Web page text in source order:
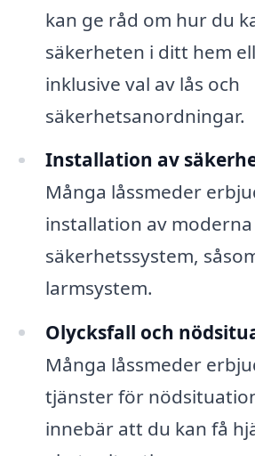
kan ge råd om hur du
säkerheten i ditt hem
inklusive val av lås och
säkerhetsanordningar.
Installation av
Många låssmeder
installation av moderna
säkerhetssystem,
larmsystem.
Olycksfall och
Många låssmeder
tjänster för
innebär att du kan få